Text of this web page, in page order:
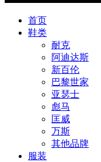
首页
鞋类
耐克
阿迪达斯
新百伦
巴黎世家
亚瑟士
彪马
匡威
万斯
其他品牌
服装